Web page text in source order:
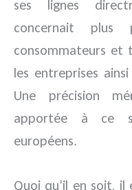
ses lignes
concernait plus
consommateurs et
les entreprises
Une précision
apportée à ce
européens.
Quoi qu’il en soit,